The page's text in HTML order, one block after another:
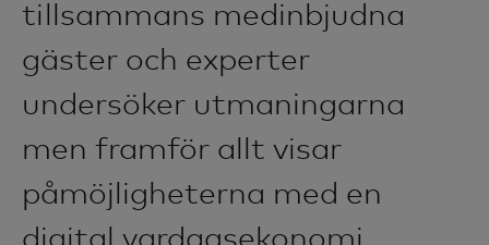
tillsammans medinbjudna
gäster och experter
undersöker utmaningarna
men framför allt visar
påmöjligheterna med en